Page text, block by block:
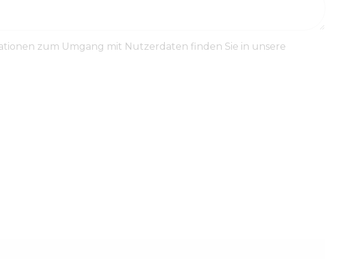
zum Umgang mit Nutzerdaten finden Sie in unsere